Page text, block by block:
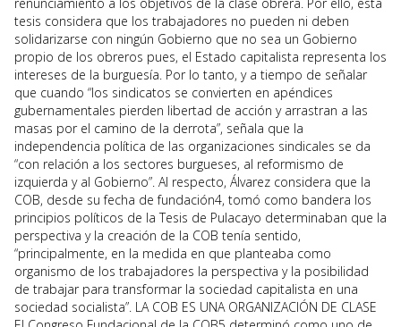
tesis considera que los trabajadores no pueden ni deben
solidarizarse con ningún Gobierno que no sea un Gobierno
propio de los obreros pues, el Estado capitalista representa los
intereses de la burguesía. Por lo tanto, y a tiempo de señalar
que cuando “los sindicatos se convierten en apéndices
gubernamentales pierden libertad de acción y arrastran a las
masas por el camino de la derrota”, señala que la
independencia política de las organizaciones sindicales se da
“con relación a los sectores burgueses, al reformismo de
izquierda y al Gobierno”. Al respecto, Álvarez considera que la
COB, desde su fecha de fundación4, tomó como bandera los
principios políticos de la Tesis de Pulacayo determinaban que la
perspectiva y la creación de la COB tenía sentido,
“principalmente, en la medida en que planteaba como
organismo de los trabajadores la perspectiva y la posibilidad
de trabajar para transformar la sociedad capitalista en una
sociedad socialista”. LA COB ES UNA ORGANIZACIÓN DE CLASE